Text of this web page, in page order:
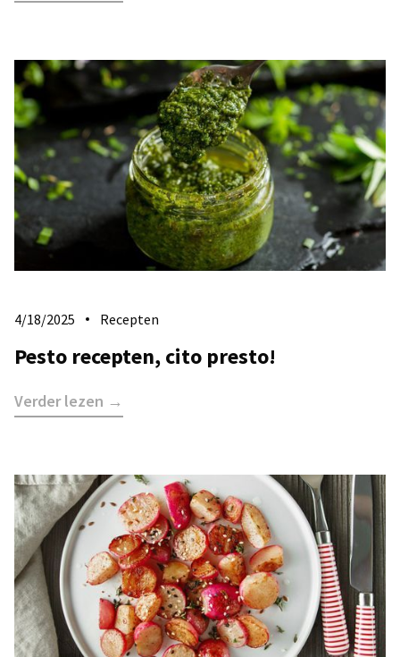
4/18/2025 Recepten
Pesto recepten, cito presto!
Verder lezen →